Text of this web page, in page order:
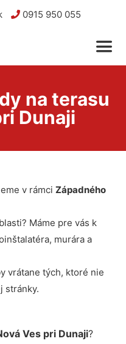
0915 950 055
na terasu
Dunaji
v rámci Západného
Máme pre vás k
murára a
vrátane tých, ktoré nie
stránky.
Ves pri Dunaji?